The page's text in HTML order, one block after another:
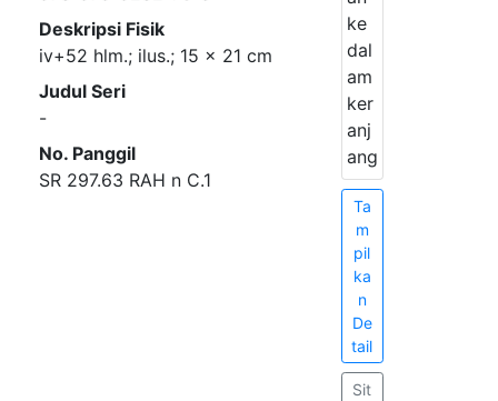
Deskripsi Fisik
iv+52 hlm.; ilus.; 15 x 21 cm
Judul Seri
-
No. Panggil
SR 297.63 RAH n C.1
ke
dal
am
ker
anj
ang
Ta
m
pil
ka
n
De
tail
Sit